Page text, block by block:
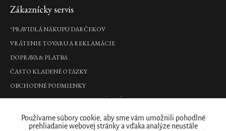
Používame súbory cookie, aby sme vám umožnili pohodlné
prehliadanie webovej stránky a vďaka analýze neustále
Zápätie
Zákaznícky servis
*PRAVIDLÁ NÁKUPU DARČEKOV
VRÁTENIE TOVARU A REKLAMÁCIE
DOPRAVA & PLATBA
ČASTO KLADENÉ OTÁZKY
OBCHODNÉ PODMIENKY
PODMIENKY OCHRANY OSOBNÝCH ÚDAJOV
Kde nás nájdete